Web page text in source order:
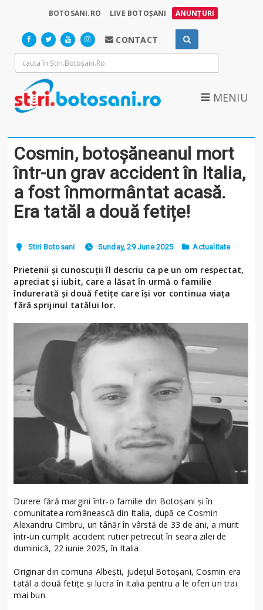
BOTOSANI.RO LIVE BOTOȘANI ANUNȚURI
CONTACT
MENIU
Cosmin, botoșăneanul mort
într-un grav accident în Italia,
a fost înmormântat acasă.
Era tatăl a două fetițe!
Stiri Botosani Sunday, 29 June 2025 Actualitate
Prietenii și cunoscuții îl descriu ca pe un om respectat,
apreciat și iubit, care a lăsat în urmă o familie
îndurerată și două fetițe care își vor continua viața
fără sprijinul tatălui lor.
Durere fără margini într-o familie din Botoșani și în
comunitatea românească din Italia, după ce Cosmin
Alexandru Cimbru, un tânăr în vârstă de 33 de ani, a murit
într-un cumplit accident rutier petrecut în seara zilei de
duminică, 22 iunie 2025, în Italia.
Originar din comuna Albești, județul Botoșani, Cosmin era
tatăl a două fetițe și lucra în Italia pentru a le oferi un trai
mai bun.